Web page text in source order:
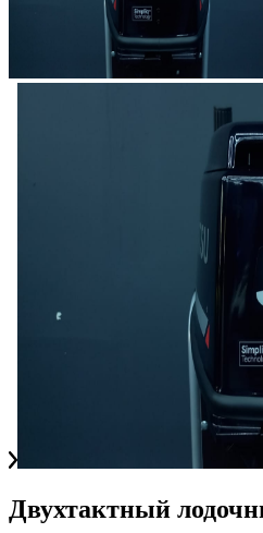
Двухтактный